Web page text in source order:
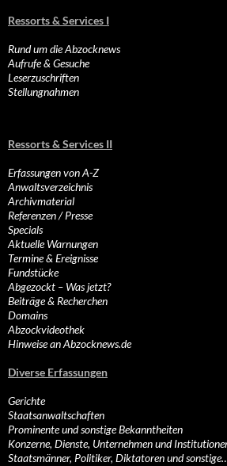
Ressorts & Services I
Rund um die Abzocknews
Aufrufe & Gesuche
Leserzuschriften
Stellungnahmen
Ressorts & Services II
Erfassungen von A-Z
Anwaltsverzeichnis
Archivmaterial
Referenzen / Presse
Specials
Aktuelle Warnungen
Termine & Ereignisse
Fundstücke
Abgezockt – Was jetzt?
Beiträge & Recherchen
Domains
Abzockvideothek
Hinweise an Abzocknews.de
Diverse Erfassungen
Gerichte
Staatsanwaltschaften
Prominente und sonstige Bekanntheiten
Konzerne, Dienste, Unternehmen und
Staatsmänner, Politiker, Diktatoren und